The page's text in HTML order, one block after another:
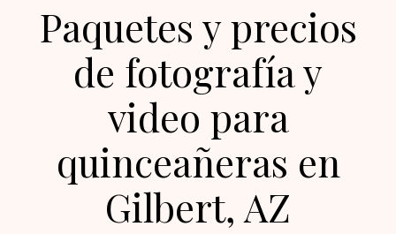
Paquetes y precios
de fotografía y
video para
quinceañeras en
Gilbert, AZ